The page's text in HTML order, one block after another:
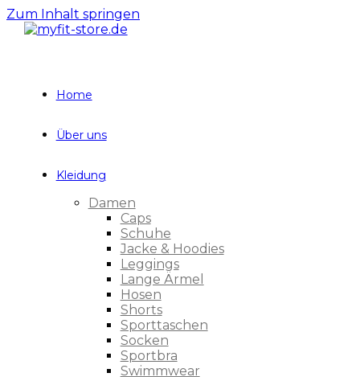
Zum Inhalt springen
Home
Über uns
Kleidung
Damen
Caps
Schuhe
Jacke & Hoodies
Leggings
Lange Ärmel
Hosen
Shorts
Sporttaschen
Socken
Sportbra
Swimmwear